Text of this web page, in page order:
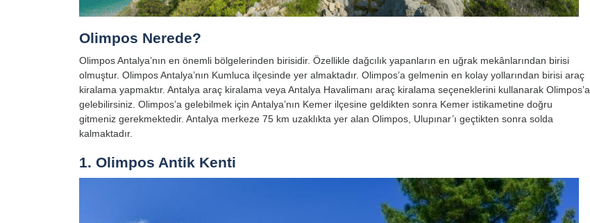
Olimpos Nerede?
Olimpos Antalya’nın en önemli bölgelerinden birisidir. Özellikle dağcılık yapanların en uğrak mekânlarından birisi
olmuştur. Olimpos Antalya’nın Kumluca ilçesinde yer almaktadır. Olimpos’a gelmenin en kolay yollarından birisi araç
kiralama yapmaktır. Antalya araç kiralama veya Antalya Havalimanı araç kiralama seçeneklerini kullanarak Olimpos’a
gelebilirsiniz. Olimpos’a gelebilmek için Antalya’nın Kemer ilçesine geldikten sonra Kemer istikametine doğru
gitmeniz gerekmektedir. Antalya merkeze 75 km uzaklıkta yer alan Olimpos, Ulupınar’ı geçtikten sonra solda
kalmaktadır.
1. Olimpos Antik Kenti